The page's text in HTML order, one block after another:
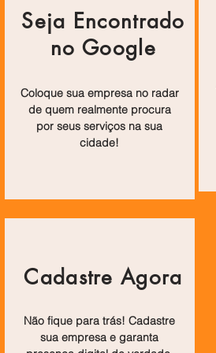
Seja Encontrado
no Google
Coloque sua empresa no radar
de quem realmente procura
por seus serviços na sua
cidade!
Cadastre Agora
Não fique para trás! Cadastre
sua empresa e garanta